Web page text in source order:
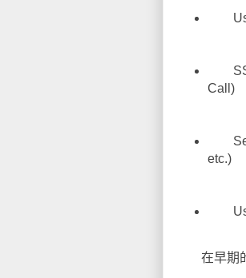
SSL
Call)
etc.)
User
在早期的